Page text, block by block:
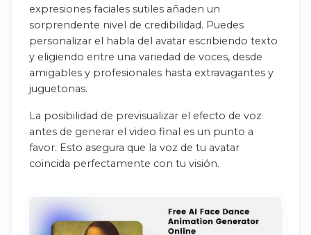
expresiones faciales sutiles añaden un
sorprendente nivel de credibilidad. Puedes
personalizar el habla del avatar escribiendo texto
y eligiendo entre una variedad de voces, desde
amigables y profesionales hasta extravagantes y
juguetonas.
La posibilidad de previsualizar el efecto de voz
antes de generar el video final es un punto a
favor. Esto asegura que la voz de tu avatar
coincida perfectamente con tu visión.